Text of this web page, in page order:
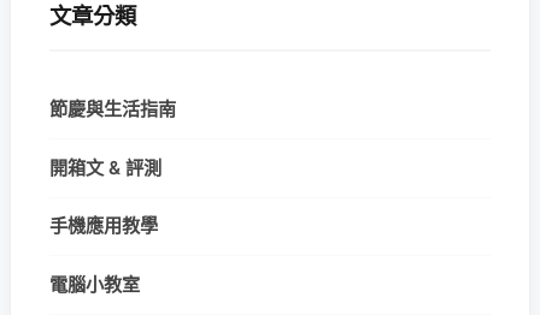
文章分類
節慶與生活指南
開箱文 & 評測
手機應用教學
電腦小教室